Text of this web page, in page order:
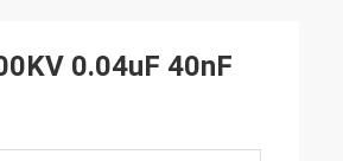
0.04uF 40nF